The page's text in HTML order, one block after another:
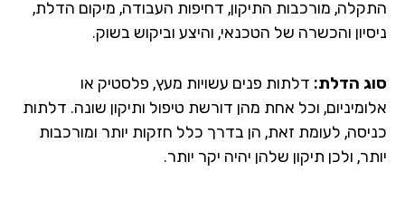
מורכבות התיקון, דחיפות העבודה, מיקום הדלת,
והכשרה של הטכנאי, והיצע וביקוש בשוק.
הדלת:דלתות פנים עשויות מעץ, פלסטיק או
וכל אחת מהן דורשת טיפול ותיקון שונה. דלתות
לעומת זאת, הן בדרך כלל חזקות יותר ומורכבות
ולכן תיקון שלהן יהיה יקר יותר.